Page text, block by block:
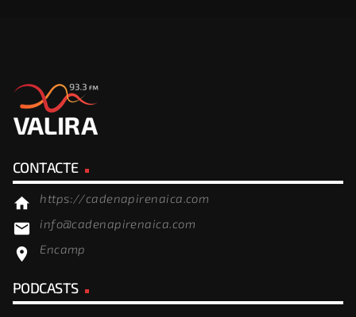
CONTACTE
home https://cadenapirenaica.com
email info@cadenapirenaica.com
location_on Encamp
PODCASTS